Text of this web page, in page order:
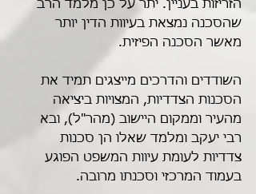
הזריזות בעניין. יתר על כן מלמד הרב
שהסכנה נמצאת בעיוות הדין יותר
מאשר הסכנה הפיזית.
השודדים והדרכים מייצגים תמיד את
הסכנות הצדדיות, המצויות ביציאה
מהעיר וממקום היישוב (מהר"ל), ובא
רבי יעקב ומלמד שאלו הן סכנות
צדדיות לעומת עיוות המשפט הפוגע
בעמוד המרכזי וסכנתו מרובה.